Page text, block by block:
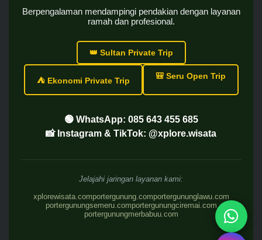
Berpengalaman mendampingi pendakian dengan layanan
ramah dan profesional.
👑 Sultan Private Trip
⛺ Ekonomi Private Trip 🎒 Seru Open Trip
🟢 WhatsApp: 085 643 455 685
📸 Instagram & TikTok: @xplore.wisata
Jelajahi jaringan layanan kami:
xplorewisata.comportergunung.comportergununglawu.com
portergunungsemeru.comportergunungciremai.com
portergunungmerbabuu.com